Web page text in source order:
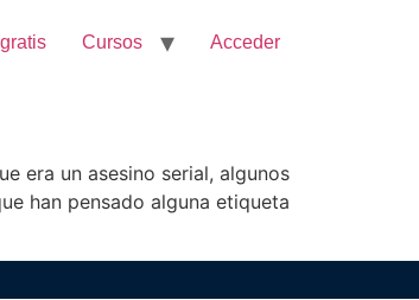
Cursos Acceder
era un asesino serial, algunos
han pensado alguna etiqueta